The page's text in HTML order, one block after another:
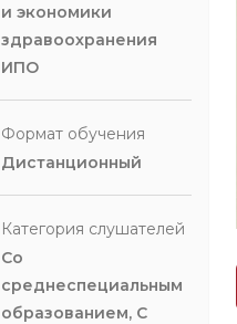
и экономики
здравоохранения
ИПО
Формат обучения
Дистанционный
Категория слушателей
Со
среднеспециальным
образованием, С